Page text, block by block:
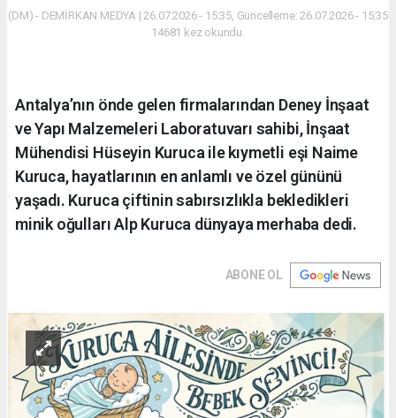
(DM) - DEMİRKAN MEDYA | 26.07.2026 - 15:35, Güncelleme: 26.07.2026 - 15:35
14681 kez okundu.
Antalya’nın önde gelen firmalarından Deney İnşaat
ve Yapı Malzemeleri Laboratuvarı sahibi, İnşaat
Mühendisi Hüseyin Kuruca ile kıymetli eşi Naime
Kuruca, hayatlarının en anlamlı ve özel gününü
yaşadı. Kuruca çiftinin sabırsızlıkla bekledikleri
minik oğulları Alp Kuruca dünyaya merhaba dedi.
ABONE OL